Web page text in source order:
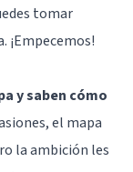
tomar
¡Empecemos!
y saben cómo
el mapa
la ambición les